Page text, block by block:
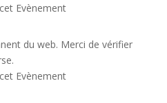
Evènement
du web. Merci de vérifier
Evènement